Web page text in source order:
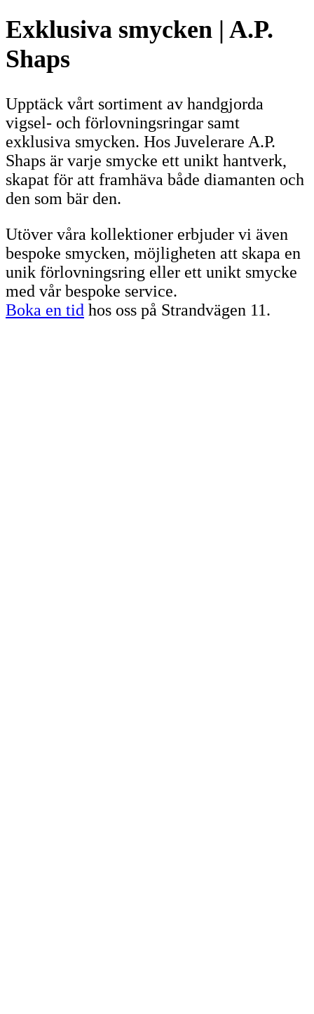
Exklusiva smycken | A.P.
Shaps
Upptäck vårt sortiment av handgjorda
vigsel- och förlovningsringar samt
exklusiva smycken. Hos Juvelerare A.P.
Shaps är varje smycke ett unikt hantverk,
skapat för att framhäva både diamanten och
den som bär den.
Utöver våra kollektioner erbjuder vi även
bespoke smycken, möjligheten att skapa en
unik förlovningsring eller ett unikt smycke
med vår bespoke service.
Boka en tid hos oss på Strandvägen 11.